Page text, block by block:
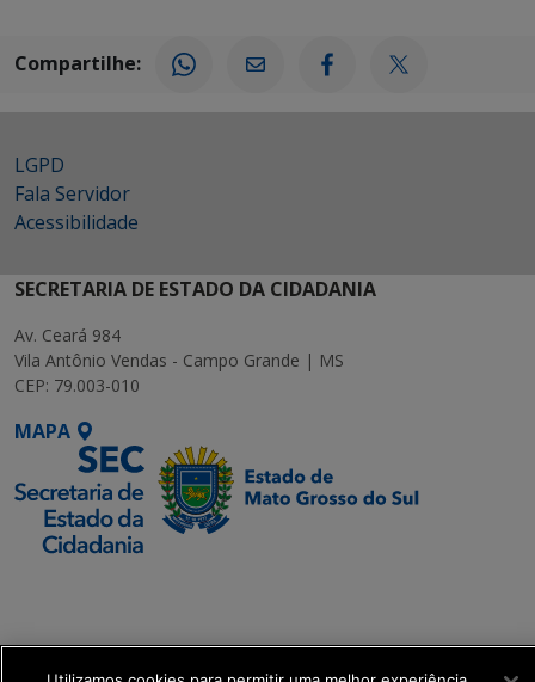
Compartilhe:
LGPD
Fala Servidor
Acessibilidade
SECRETARIA DE ESTADO DA CIDADANIA
Av. Ceará 984
Vila Antônio Vendas - Campo Grande | MS
CEP: 79.003-010
MAPA
Transformação Digital